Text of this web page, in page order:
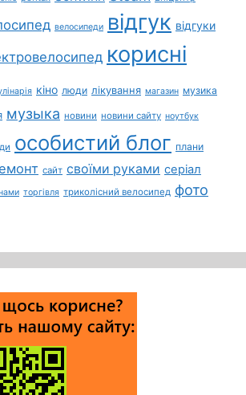
велосипеди відгук відгуки
корисні
кіно люди лікування магазин музика
музыка новини новини сайту ноутбук
особистий блог плани
сайт своїми руками серіал
торгівля триколісний велосипед фото